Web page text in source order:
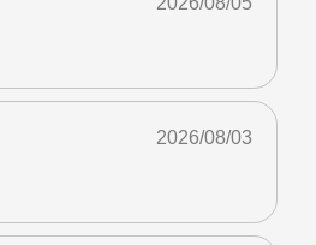
2026/08/03